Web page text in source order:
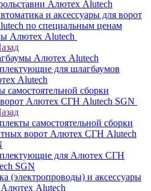
Алютех Alutech
и аксессуары для ворот
по специальным ценам
Алютех Alutech
Алютех Alutech
для шлагбаумов
Alutech
самостоятельной сборки
Алютех СГН Alutech SGN
самостоятельной сборки
ворот Алютех СГН Alutech
для Алютех СГН
SGN
(электропроводы) и аксессуары
Алютех Alutech